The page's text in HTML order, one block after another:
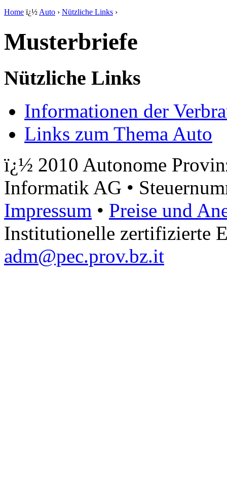
Home ï¿½ Auto › Nützliche Links ›
Musterbriefe
Nützliche Links
Informationen der
Links zum Thema Auto
ï¿½ 2010 Autonome
Informatik AG •
Impressum • Preise und
Institutionelle zertifizierte
adm@pec.prov.bz.it